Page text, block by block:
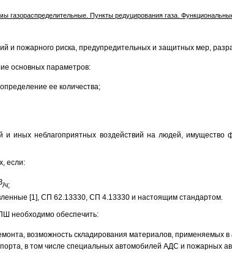
газораспределительные. Пункты редуцирования газа.
и пожарного риска, предупредительных и защитных мер,
основных параметров:
ее количества;
и иных неблагоприятных воздействий на людей,
если:
/ч;
[1], СП 62.13330, СП 4.13330 и настоящим стандартом.
необходимо обеспечить:
возможность складирования материалов, применяемых
в том числе специальных автомобилей АДС и пожарных